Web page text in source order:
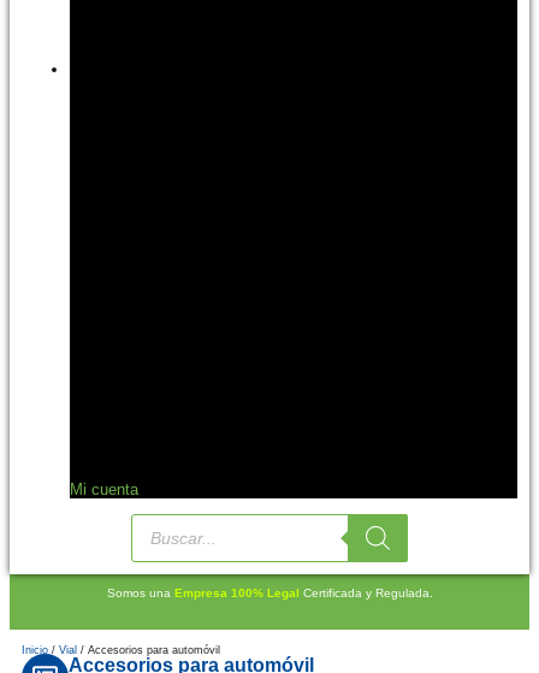
Mi cuenta
Somos una Empresa 100% Legal Certificada y Regulada.
Inicio / Vial / Accesorios para automóvil
Accesorios para automóvil